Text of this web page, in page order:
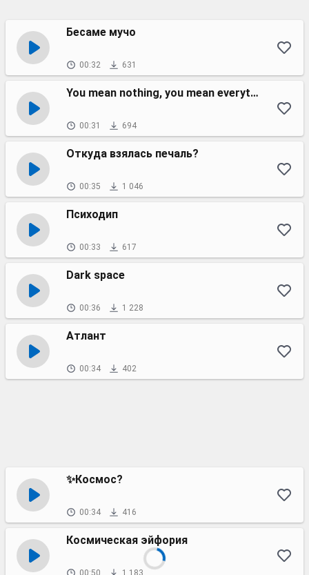
Бесаме мучо
00:32 631
You mean nothing, you mean everything
00:31 694
Откуда взялась печаль?
00:35 1 046
Психодип
00:33 617
Dark space
00:36 1 228
Атлант
00:34 402
✨Космос?
00:34 416
Космическая эйфория
00:50 1 183